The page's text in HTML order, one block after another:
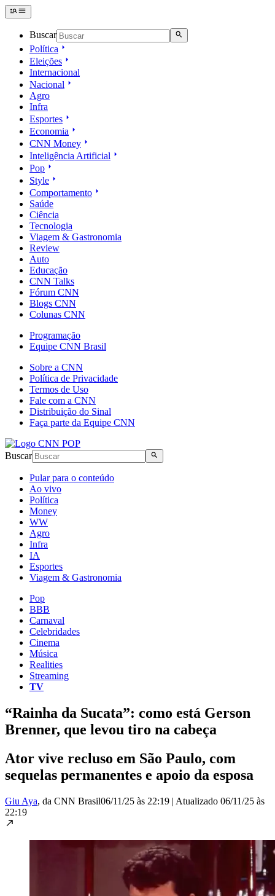
Buscar
Política
Eleições
Internacional
Nacional
Agro
Infra
Esportes
Economia
CNN Money
Inteligência Artificial
Pop
Style
Comportamento
Saúde
Ciência
Tecnologia
Viagem & Gastronomia
Review
Auto
Educação
CNN Talks
Fórum CNN
Blogs CNN
Colunas CNN
Programação
Equipe CNN Brasil
Sobre a CNN
Política de Privacidade
Termos de Uso
Fale com a CNN
Distribuição do Sinal
Faça parte da Equipe CNN
Buscar
Pular para o conteúdo
Ao vivo
Política
Money
WW
Agro
Infra
IA
Esportes
Viagem & Gastronomia
Pop
BBB
Carnaval
Celebridades
Cinema
Música
Realities
Streaming
TV
“Rainha da Sucata”: como está Gerson
Brenner, que levou tiro na cabeça
Ator vive recluso em São Paulo, com
sequelas permanentes e apoio da esposa
Giu Aya, da CNN Brasil06/11/25 às 22:19 | Atualizado 06/11/25 às
22:19